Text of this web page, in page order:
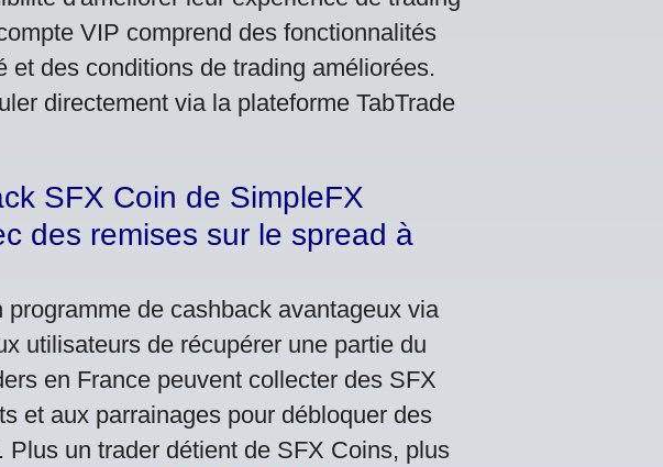
VIP comprend des fonctionnalités
et des conditions de trading améliorées.
directement via la plateforme TabTrade
SFX Coin de SimpleFX
des remises sur le spread à
de cashback avantageux via
utilisateurs de récupérer une partie du
en France peuvent collecter des SFX
et aux parrainages pour débloquer des
un trader détient de SFX Coins, plus